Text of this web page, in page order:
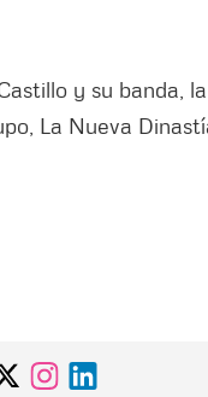
y su banda,
La Nueva